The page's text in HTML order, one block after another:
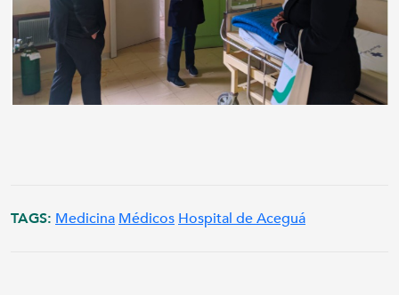
TAGS: MedicinaMédicosHospital de Aceguá